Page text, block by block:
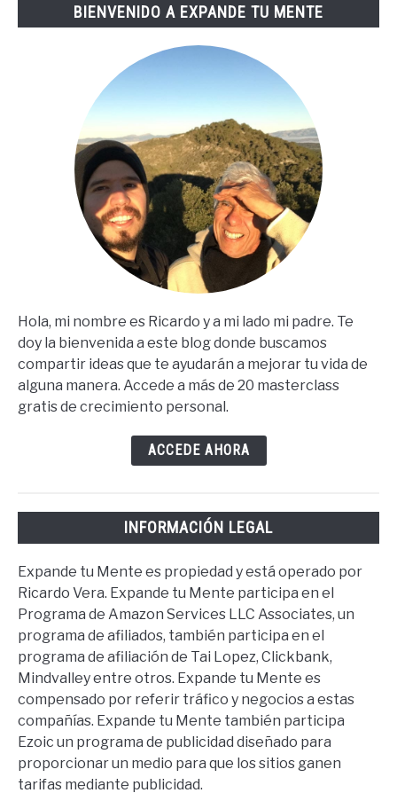
Steps
BIENVENIDO A EXPANDE TU MENTE
Hola, mi nombre es Ricardo y a mi lado mi padre. Te
doy la bienvenida a este blog donde buscamos
compartir ideas que te ayudarán a mejorar tu vida de
alguna manera. Accede a más de 20 masterclass
gratis de crecimiento personal.
ACCEDE AHORA
INFORMACIÓN LEGAL
Expande tu Mente es propiedad y está operado por
Ricardo Vera. Expande tu Mente participa en el
Programa de Amazon Services LLC Associates, un
programa de afiliados, también participa en el
programa de afiliación de Tai Lopez, Clickbank,
Mindvalley entre otros. Expande tu Mente es
compensado por referir tráfico y negocios a estas
compañías. Expande tu Mente también participa
Ezoic un programa de publicidad diseñado para
proporcionar un medio para que los sitios ganen
tarifas mediante publicidad.